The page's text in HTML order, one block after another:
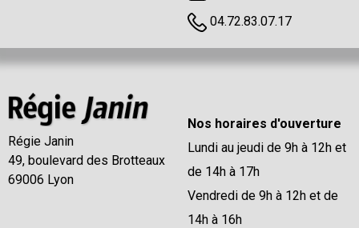
04.72.83.07.17
Régie Janin
49, boulevard des Brotteaux
69006 Lyon
Nos horaires d'ouverture
Lundi au jeudi de 9h à 12h et
de 14h à 17h
Vendredi de 9h à 12h et de
14h à 16h